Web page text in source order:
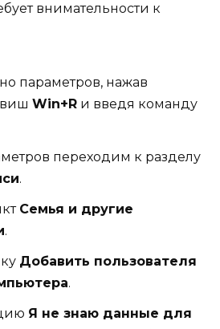
внимательности к
параметров, нажав
Win+R и введя команду
переходим к разделу
.
Семья и другие
.
Добавить пользователя
.
Я не знаю данные для